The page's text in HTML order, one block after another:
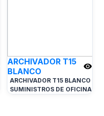
ARCHIVADOR T15
BLANCO
ARCHIVADOR T15 BLANCO
SUMINISTROS DE OFICINA